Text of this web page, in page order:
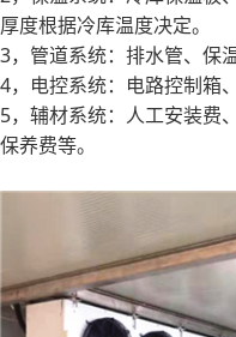
厚度根据冷库温度决定。
3，管道系统：排水管、保
4，电控系统：电路控制箱
5，辅材系统：人工安装费
保养费等。